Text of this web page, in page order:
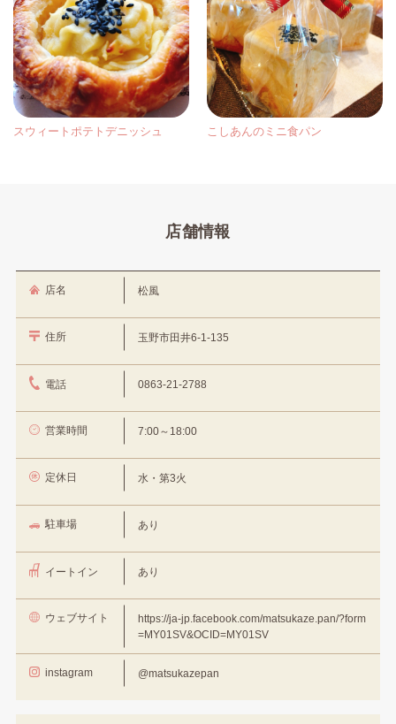
スウィートポテトデニッシュ こしあんのミニ食パン
店舗情報
店名 松風
住所 玉野市田井6-1-135
電話 0863-21-2788
営業時間 7:00～18:00
定休日 水・第3火
駐車場 あり
イートイン あり
ウェブサイト
https://ja-jp.facebook.com/matsukaze.pan/?form
=MY01SV&OCID=MY01SV
instagram @matsukazepan